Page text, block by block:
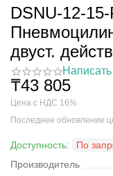
DSNU-12-
двуст.
₸43 805
Цена с НДС 16%
Последнее обновление
Доступность:
По
Производитель